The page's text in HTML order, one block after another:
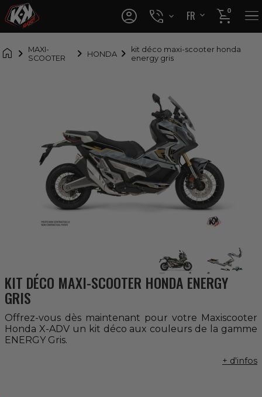
 
FR
EN

0 

MAXI-
SCOOTER
HONDA
kit déco maxi-scooter honda
energy gris
KIT DÉCO MAXI-SCOOTER HONDA ENERGY
GRIS
Offrez-vous dès maintenant pour votre Maxiscooter
Honda X-ADV un kit déco aux couleurs de la gamme
ENERGY Gris.
+ d'infos